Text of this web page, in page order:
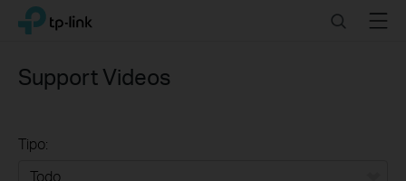
Click
navigation
TP-Link, Reliably Smart SearchMenu
Support Videos
Tipo: